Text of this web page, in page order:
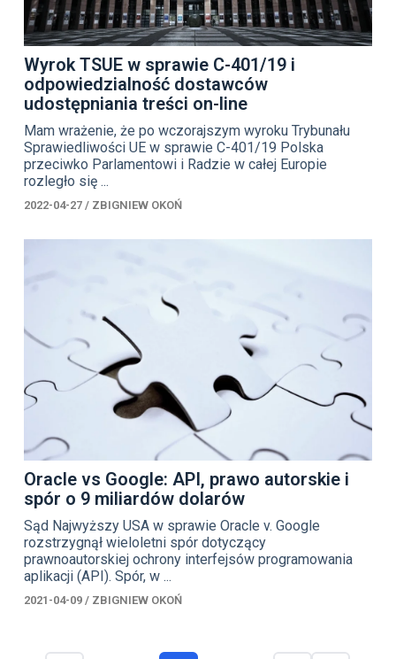
Wyrok TSUE w sprawie C-401/19 i
odpowiedzialność dostawców
udostępniania treści on-line
Mam wrażenie, że po wczorajszym wyroku Trybunału
Sprawiedliwości UE w sprawie C-401/19 Polska
przeciwko Parlamentowi i Radzie w całej Europie
rozległo się ...
2022-04-27/ ZBIGNIEW OKOŃ
Oracle vs Google: API, prawo autorskie i
spór o 9 miliardów dolarów
Sąd Najwyższy USA w sprawie Oracle v. Google
rozstrzygnął wieloletni spór dotyczący
prawnoautorskiej ochrony interfejsów programowania
aplikacji (API). Spór, w ...
2021-04-09/ ZBIGNIEW OKOŃ